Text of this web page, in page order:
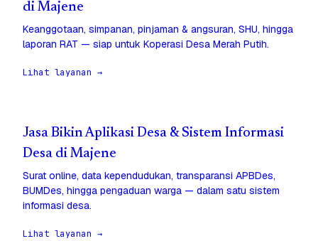
di Majene
Keanggotaan, simpanan, pinjaman & angsuran, SHU, hingga
laporan RAT — siap untuk Koperasi Desa Merah Putih.
Lihat layanan →
Jasa Bikin Aplikasi Desa & Sistem Informasi
Desa di Majene
Surat online, data kependudukan, transparansi APBDes,
BUMDes, hingga pengaduan warga — dalam satu sistem
informasi desa.
Lihat layanan →